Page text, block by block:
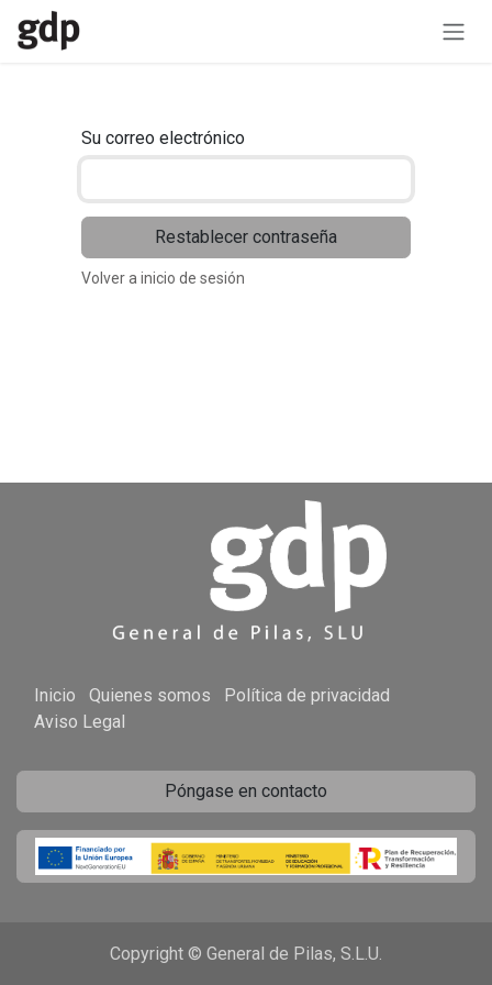
Ir al contenido
Su correo electrónico
Restablecer contraseña
Volver a inicio de sesión
Inicio Quienes somos
Política de privacidad
Aviso Legal
Póngase en contacto
Copyright © General de Pilas, S.L.U.